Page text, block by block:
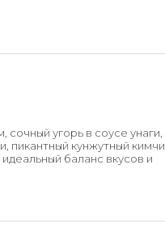
угорь в соусе унаги,
пикантный кунжутный кимчи
баланс вкусов и